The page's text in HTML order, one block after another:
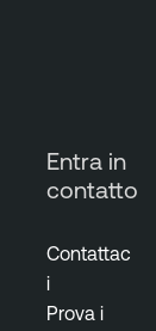
Entra in
contatto
Contattac
i
Prova i